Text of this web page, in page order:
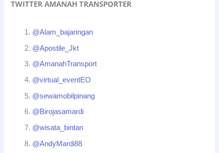
TWITTER AMANAH TRANSPORTER
@Alam_bajaringan
@Apostile_Jkt
@AmanahTransport
@virtual_eventEO
@sewamobilpinang
@Birojasamardi
@wisata_bintan
@AndyMardi88